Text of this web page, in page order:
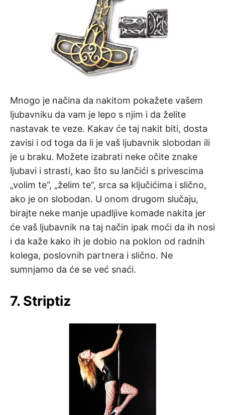
Mnogo je načina da nakitom pokažete vašem
ljubavniku da vam je lepo s njim i da želite
nastavak te veze. Kakav će taj nakit biti, dosta
zavisi i od toga da li je vaš ljubavnik slobodan ili
je u braku. Možete izabrati neke očite znake
ljubavi i strasti, kao što su lančići s privescima
„volim te“, „želim te“, srca sa ključićima i slično,
ako je on slobodan. U onom drugom slučaju,
birajte neke manje upadljive komade nakita jer
će vaš ljubavnik na taj način ipak moći da ih nosi
i da kaže kako ih je dobio na poklon od radnih
kolega, poslovnih partnera i slično. Ne
sumnjamo da će se već snaći.
7. Striptiz